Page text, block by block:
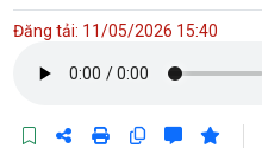
Đăng tải: 11/05/2026 15:40